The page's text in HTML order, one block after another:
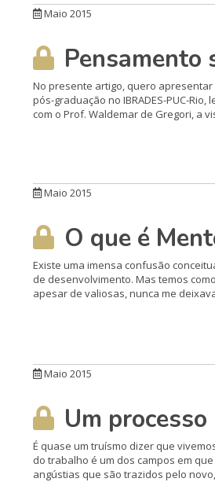
Maio 2015
Pensamento
No presente artigo, quero
pós-gradua­ção no IBRADES-PUC-
com o Prof. Waldemar de Gregori, a
Maio 2015
O que é
Existe uma imensa confusão
de desenvolvimen­to. Mas temos
apesar de valiosas, nunca me
Maio 2015
Um
É quase um truísmo dizer que
do trabalho é um dos campos em
angústias que são trazidos pelo